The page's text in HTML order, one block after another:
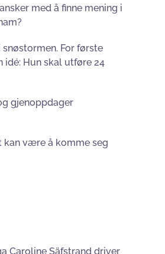
med å finne mening i
For første
idé: Hun skal utføre 24
gjenoppdager
kan være å komme seg
Caroline Säfstrand driver